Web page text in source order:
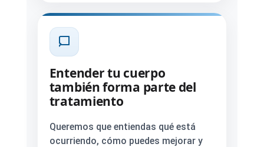
Entender tu cuerpo
también forma parte del
tratamiento
Queremos que entiendas qué está
ocurriendo, cómo puedes mejorar y